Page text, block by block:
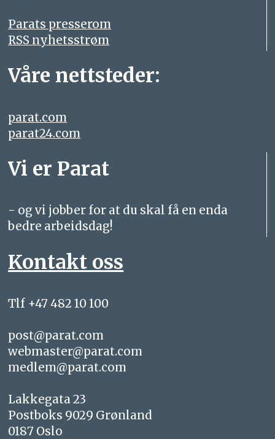
Parats presserom
RSS nyhetsstrøm
Våre nettsteder:
parat.com
parat24.com
Vi er Parat
- og vi jobber for at du skal få en enda
bedre arbeidsdag!
Kontakt oss
Tlf +47 482 10 100
post@parat.com
webmaster@parat.com
medlem@parat.com
Lakkegata 23
Postboks 9029 Grønland
0187 Oslo